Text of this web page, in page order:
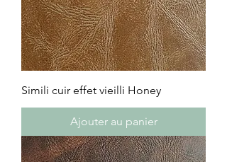
Simili cuir effet vieilli Honey
Ajouter au panier